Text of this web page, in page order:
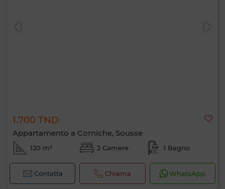
1.700 TND
Appartamento a Corniche, Sousse
120 m² 2 Camere 1 Bagno
Contatta Chiama WhatsApp